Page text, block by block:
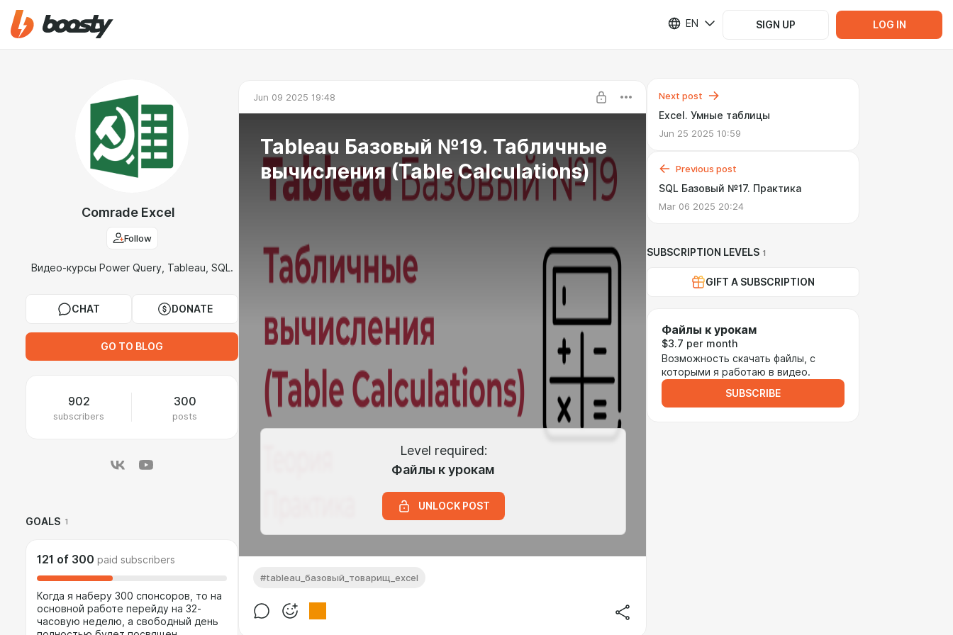
EN SIGN UP LOG IN
Comrade Excel
Follow
Видео-курсы Power Query, Tableau, SQL.
CHAT DONATE
GO TO BLOG
902
subscribers
300
posts
GOALS 1
121 of 300 paid subscribers
Когда я наберу 300 спонсоров, то на
основной работе перейду на 32-
часовую неделю, а свободный день
Jun 09 2025 19:48
Tableau Базовый №19. Табличные
вычисления (Table Calculations)
Level required:
Файлы к урокам
UNLOCK POST
#tableau_базовый_товарищ_excel
Next post
Excel. Умные таблицы
Jun 25 2025 10:59
Previous post
SQL Базовый №17. Практика
Mar 06 2025 20:24
SUBSCRIPTION LEVELS 1
GIFT A SUBSCRIPTION
Файлы к урокам
$3.7 per month
Возможность скачать файлы, с
которыми я работаю в видео.
SUBSCRIBE